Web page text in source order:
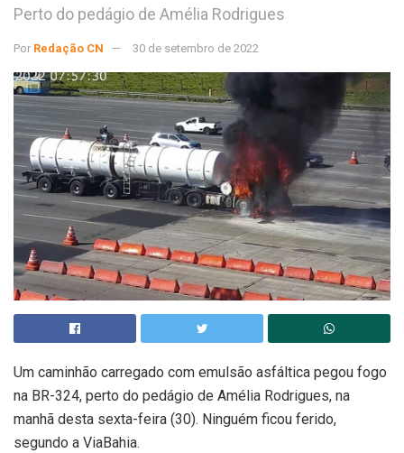
Perto do pedágio de Amélia Rodrigues
Por Redação CN 30 de setembro de 2022
Um caminhão carregado com emulsão asfáltica pegou fogo
na BR-324, perto do pedágio de Amélia Rodrigues, na
manhã desta sexta-feira (30). Ninguém ficou ferido,
segundo a ViaBahia.